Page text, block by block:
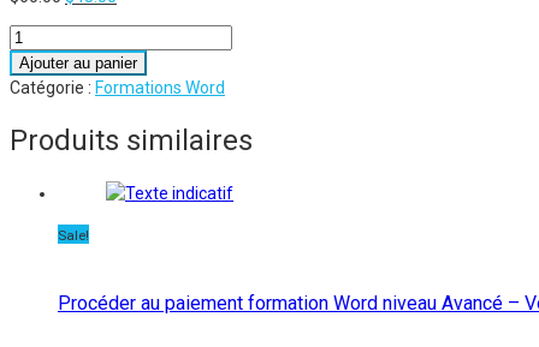
était :
$60.00.
est :
$45.00.
quantité
de
Procéder
paiement
formation
Intermédiaire
Ajouter au panier
Catégorie : Formations Word
Produits similaires
Sale!
Procéder au paiement formation Word niveau Avancé –